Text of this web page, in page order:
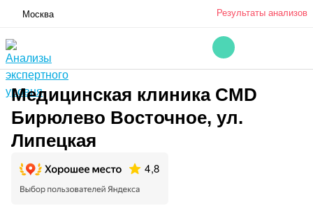
Москва Результаты анализов
Медицинская клиника CMD
Бирюлево Восточное, ул.
Липецкая